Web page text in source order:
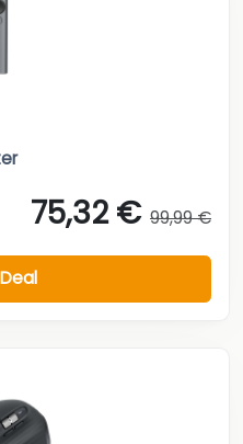
75,32 € 99,99 €